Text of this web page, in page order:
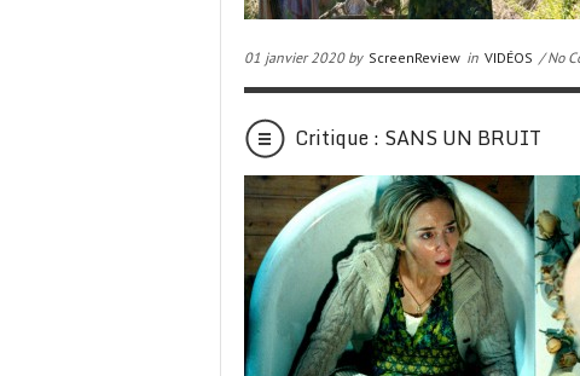
01 janvier 2020 by ScreenReview in VIDÉOS / No
Critique : SANS UN BRUIT